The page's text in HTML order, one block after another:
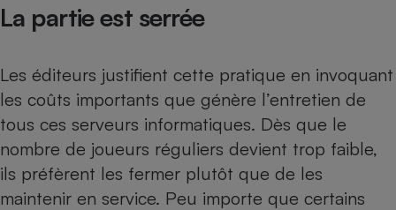
La partie est serrée
Les éditeurs justifient cette pratique en invoquant
les coûts importants que génère l’entretien de
tous ces serveurs informatiques. Dès que le
nombre de joueurs réguliers devient trop faible,
ils préfèrent les fermer plutôt que de les
maintenir en service. Peu importe que certains